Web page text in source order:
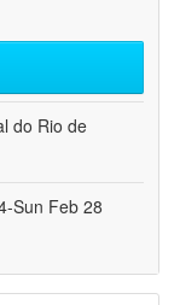
do Rio de
Sun Feb 28